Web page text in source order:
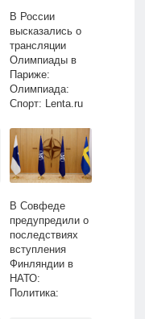
В России
высказались о
трансляции
Олимпиады в
Париже:
Олимпиада:
Спорт: Lenta.ru
В Совфеде
предупредили о
последствиях
вступления
Финляндии в
НАТО:
Политика: